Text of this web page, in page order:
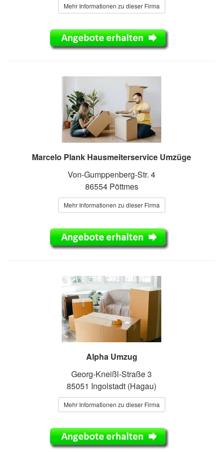
Mehr Informationen zu dieser Firma
Marcelo Plank Hausmeiterservice Umzüge
Von-Gumppenberg-Str. 4
86554 Pöttmes
Mehr Informationen zu dieser Firma
Alpha Umzug
Georg-Kneißl-Straße 3
85051 Ingolstadt (Hagau)
Mehr Informationen zu dieser Firma